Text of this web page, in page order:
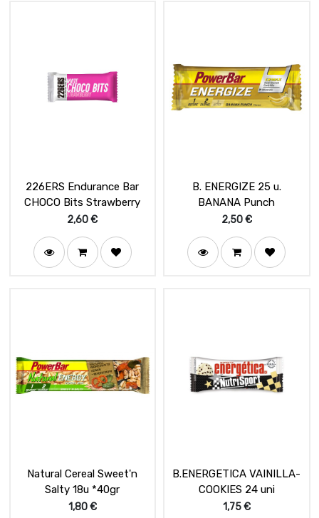
226ERS Endurance Bar
CHOCO Bits Strawberry
2,60€
B. ENERGIZE 25 u.
BANANA Punch
2,50€
Natural Cereal Sweet'n
Salty 18u *40gr
1,80€
B.ENERGETICA VAINILLA-
COOKIES 24 uni
1,75€